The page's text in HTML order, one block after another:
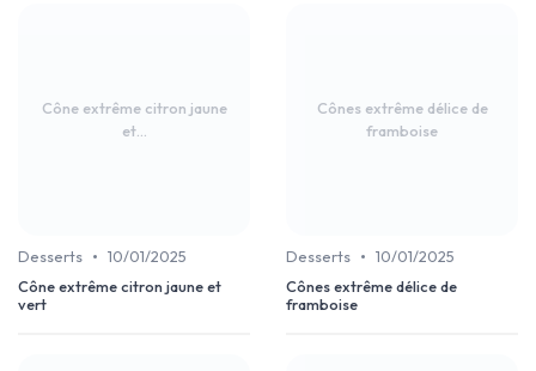
Cône extrême citron jaune
et...
Desserts • 10/01/2025
Cône extrême citron jaune et
vert
Cônes extrême délice de
framboise
Desserts • 10/01/2025
Cônes extrême délice de
framboise